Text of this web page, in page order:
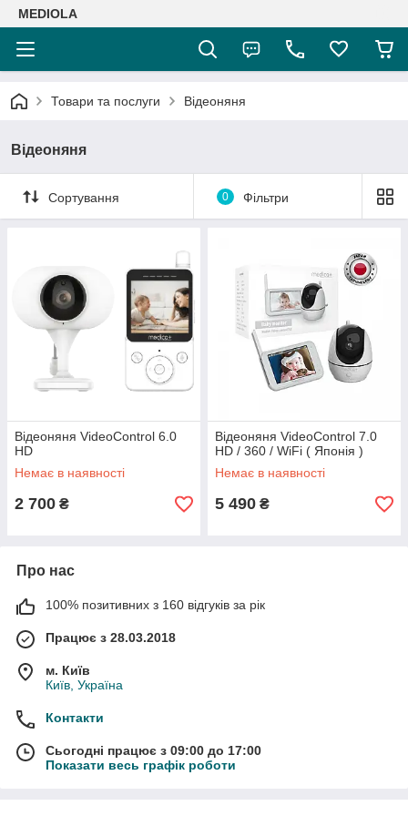
MEDIOLA
Товари та послуги Відеоняня
Відеоняня
Сортування 0 Фільтри
Відеоняня VideoControl 6.0
HD
Немає в наявності
2 700 ₴
Відеоняня VideoControl 7.0
HD / 360 / WiFi ( Японія )
Немає в наявності
5 490 ₴
Про нас
100% позитивних з 160 відгуків за рік
Працює з 28.03.2018
м. Київ
Київ, Україна
Контакти
Сьогодні працює з 09:00 до 17:00
Показати весь графік роботи